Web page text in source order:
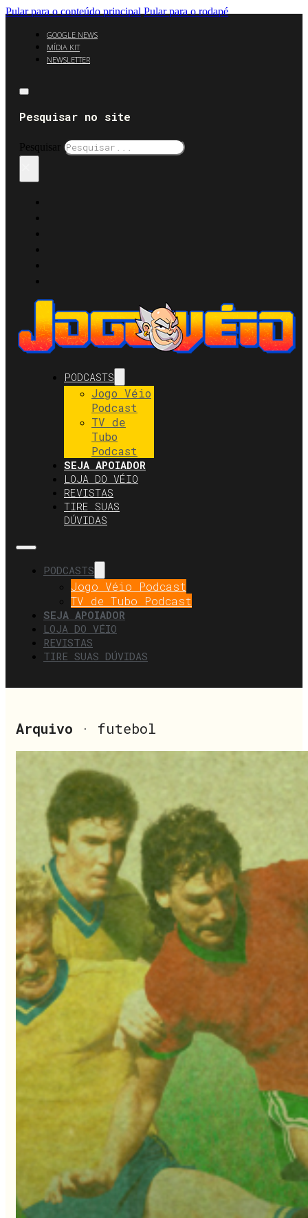
Pular para o conteúdo principal Pular para o rodapé
GOOGLE NEWS
MÍDIA KIT
NEWSLETTER
Pesquisar no site
Pesquisar
PODCASTS
Jogo Véio
Podcast
TV de
Tubo
Podcast
SEJA APOIADOR
LOJA DO VÉIO
REVISTAS
TIRE SUAS
DÚVIDAS
PODCASTS
Jogo Véio Podcast
TV de Tubo Podcast
SEJA APOIADOR
LOJA DO VÉIO
REVISTAS
TIRE SUAS DÚVIDAS
Arquivo · futebol